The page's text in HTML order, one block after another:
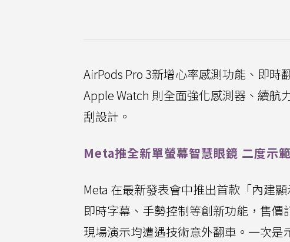
AirPods Pro 3新增心率感測功能、即
Apple Watch 則全面強化感測器、續航
刮設計。
Meta推全新單螢幕智慧眼鏡 二度示
Meta 在最新發表會中推出首款「內建
即時字幕、手勢控制等創新功能，售價
現場演示均遭遇技術意外翻車。一次是